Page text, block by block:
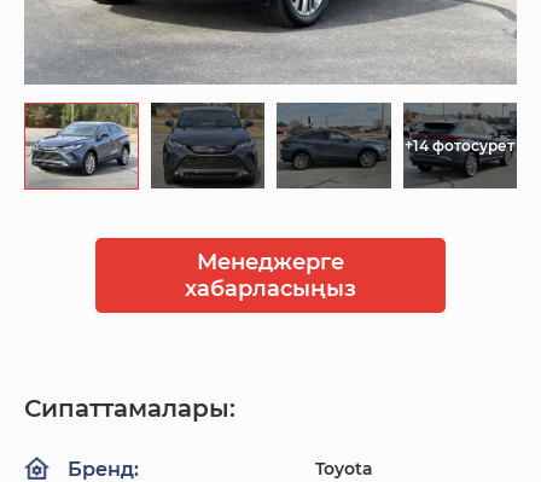
+14 фотосурет
Менеджерге
хабарласыңыз
Сипаттамалары:
Бренд: Toyota